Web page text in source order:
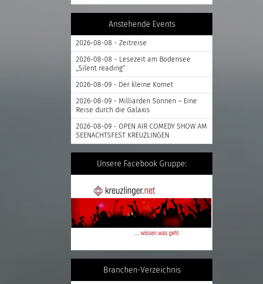
Anstehende Events
2026-08-08 - Zeitreise
2026-08-08 - Lesezeit am Bodensee
„Silent reading“
2026-08-09 - Der kleine Komet
2026-08-09 - Milliarden Sonnen – Eine
Reise durch die Galaxis
2026-08-09 - OPEN AIR COMEDY SHOW AM
SEENACHTSFEST KREUZLINGEN
Unsere Facebook Gruppe:
Branchen-Verzeichnis